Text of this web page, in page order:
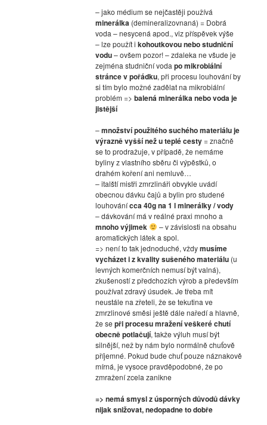
– jako médium se nejčastěji používá
minerálka (demineralizovnaná) = Dobrá
voda – nesycená apod., viz příspěvek výše
– lze použít i kohoutkovou nebo studniční
vodu– ovšem pozor! – zdaleka ne všude je
zejména studniční voda po mikrobiální
stránce v pořádku, při procesu louhování by
si tím bylo možné zadělat na mikrobiální
problém => balená minerálka nebo voda je
jistější
–množství použitého suchého materiálu je
výrazně vyšší než u teplé cesty= značně
se to prodražuje, v případě, že nemáme
byliny z vlastního sběru či výpěstků, o
drahém koření ani nemluvě…
– italští mistři zmrzlináři obvykle uvádí
obecnou dávku čajů a bylin pro studené
louhovánícca 40g na 1 l minerálky / vody
– dávkování má v reálné praxi mnoho a
mnoho výjimek
– v závislosti na obsahu
aromatických látek a spol.
=> není to tak jednoduché, vždymusíme
vycházet i z kvality sušeného materiálu (u
levných komerčních nemusí být valná),
zkušeností z předchozích výrob a především
používat zdravý úsudek. Je třeba mít
neustále na zřeteli, že se tekutina ve
zmrzlinové směsi ještě dále naředí a hlavně,
že se při procesu mražení veškeré chutí
obecně potlačují, takže výluh musí být
silnější, než by nám bylo normálně chuťově
příjemné. Pokud bude chuť pouze náznakově
mírná, je vysoce pravděpodobné, že po
zmražení zcela zanikne
=> nemá smysl z úsporných důvodů dávky
nijak snižovat, nedopadne to dobře